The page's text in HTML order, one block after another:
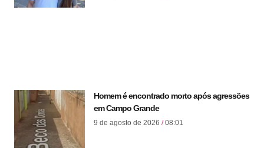
Homem é encontrado morto após agressões
em Campo Grande
9 de agosto de 2026 08:01